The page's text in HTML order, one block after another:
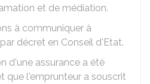
et de médiation.
à communiquer à
décret en Conseil d'Etat.
d'une assurance a été
que l'emprunteur a souscrit